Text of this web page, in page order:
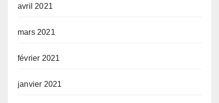
avril 2021
mars 2021
février 2021
janvier 2021